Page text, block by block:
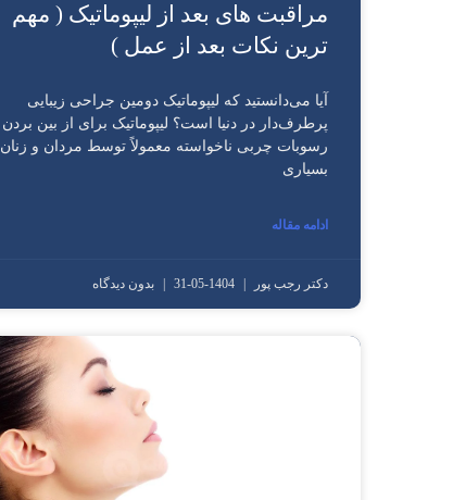
مراقبت های بعد از لیپوماتیک ( مهم
ترین نکات بعد از عمل )
آیا می‌دانستید که لیپوماتیک دومین جراحی زیبایی
پرطرف‌دار در دنیا است؟ لیپوماتیک برای از بین بردن
رسوبات چربی ناخواسته معمولاً توسط مردان و زنان
بسیاری
ادامه مقاله
دکتر رجب پور بدون دیدگاه